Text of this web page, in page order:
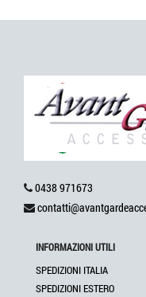
0438 971673
INFORMAZIONI UTILI
SPEDIZIONI ITALIA
SPEDIZIONI ESTERO